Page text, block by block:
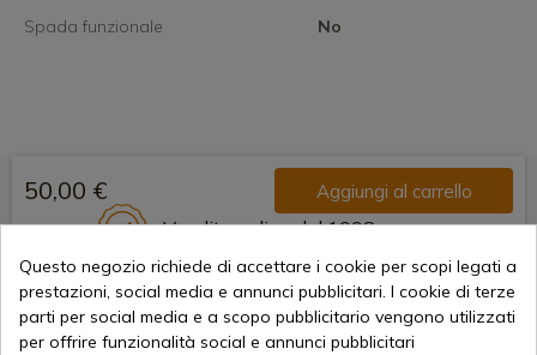
Spada funzionale No
50,00 € Aggiungi al carrello
Vendita online dal 1998
Metodi di pagamento sicuri
Questo negozio richiede di accettare i cookie per scopi legati a
prestazioni, social media e annunci pubblicitari. I cookie di terze
parti per social media e a scopo pubblicitario vengono utilizzati
per offrire funzionalità social e annunci pubblicitari